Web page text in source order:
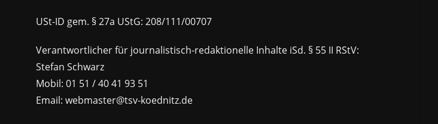
USt-ID gem. § 27a UStG: 208/111/00707
Verantwortlicher für journalistisch-redaktionelle Inhalte iSd. § 55 II RStV:
Stefan Schwarz
Mobil: 01 51 / 40 41 93 51
Email: webmaster@tsv-koednitz.de